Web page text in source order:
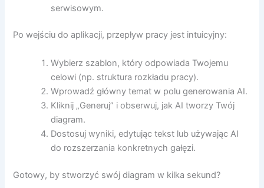
serwisowym.
Po wejściu do aplikacji, przepływ pracy jest intuicyjny:
Wybierz szablon, który odpowiada Twojemu
celowi (np. struktura rozkładu pracy).
Wprowadź główny temat w polu generowania AI.
Kliknij „Generuj” i obserwuj, jak AI tworzy Twój
diagram.
Dostosuj wyniki, edytując tekst lub używając AI
do rozszerzania konkretnych gałęzi.
Gotowy, by stworzyć swój diagram w kilka sekund?